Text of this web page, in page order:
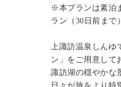
※本プランは素泊
ラン（30日前まで）
上諏訪温泉しん
ン」をご用意して
諏訪湖の穏やかな
日々が旅をより特